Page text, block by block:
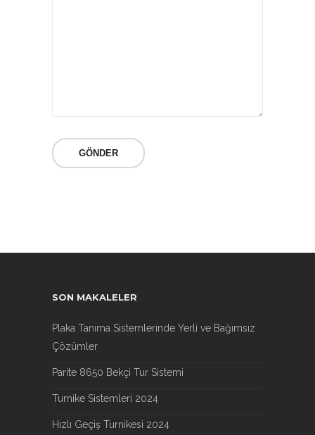
SON MAKALELER
Plaka Tanıma Sistemlerinde Yerli ve Bağımsız
Çözümler
Parite 8650 Bekçi Tur Sistemi
Turnike Sistemleri 2024
Hızlı Geçiş Turnikesi 2024